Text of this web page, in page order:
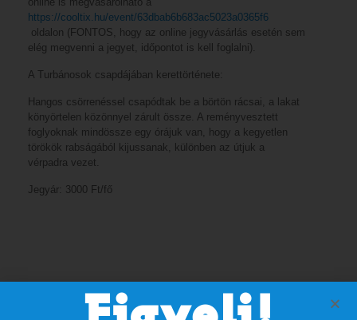
https://cooltix.hu/event/63dbab6b683ac5023a0365f6
oldalon (FONTOS, hogy az online jegyvásárlás esetén sem
elég megvenni a jegyet, időpontot is kell foglalni).
A Turbánosok csapdájában kerettörténete:
Hangos csörrenéssel csapódtak be a börtön rácsai, a lakat
könyörtelen közönnyel zárult össze. A reményvesztett
foglyoknak mindössze egy órájuk van, hogy a kegyetlen
törökök rabságából kijussanak, különben az útjuk a
vérpadra vezet.
Jegyár: 3000 Ft/fő